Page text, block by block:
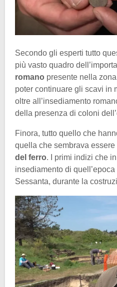
Secondo gli esperti tutto
più vasto quadro
romano presente nella
poter continuare gli scavi in
oltre all’insediamento
della presenza di coloni
Finora, tutto quello che
quella che sembrava essere
del ferro. I primi indizi che
insediamento di
Sessanta, durante la